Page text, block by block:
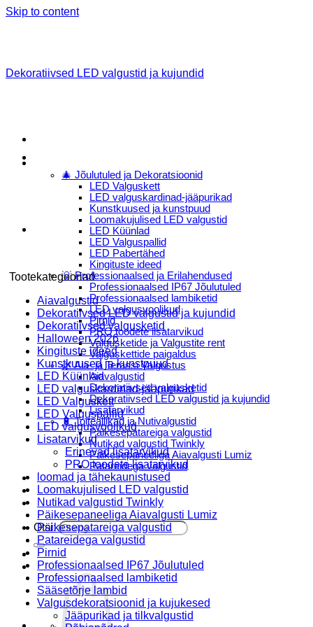
Skip to content
🎄 Jõulutuled ja Dekoratsioonid
LED Valguskett
LED valguskardinad-jääpurikad
Kunstkuused ja kunstpuud
Loomakujulised LED valgustid
LED Küünlad
LED Valguspallid
LED Pabertähed
Kingituste ideed
💡 Professionaalsed ja Erilahendused
Professionaalsed IP67 Jõulutuled
Professionaalsed lambiketid
LED valgusvoolikud
Pirnid
PRO toodete lisatarvikud
Valgusketide ja Valgustite rent
Valguskettide paigaldus
🌿 Aia- ja Terassi Valgustus
Aiavalgustid
Dekoratiivsed valgusketid
Dekoratiivsed LED valgustid ja kujundid
Lisatarvikud
🔋 Toiteallikad ja Nutivalgustid
Päikesepatareiga valgustid
Nutikad valgustid Twinkly
Päikesepaneeliga Aiavalgusti Lumiz
Patareidega valgustid
Päikeselaternad Lumiz
Valguskettide paigaldus
Blogi
Otsi:
Dekoratiivsed LED valgustid ja kujundid
Tootekategooriad
Aiavalgustid
Dekoratiivsed LED valgustid ja kujundid
Dekoratiivsed valgusketid
Halloween 2026
Kingituste ideed
Kunstkuused ja kunstpuud
LED Küünlad
LED valguskardinad-jääpurikad
LED Valguskett
LED Valguspallid
LED valgusvoolikud
Lisatarvikud
Erinevad lisatarvikud
PRO toodete lisatarvikud
loomad ja tähekaunistused
Loomakujulised LED valgustid
Nutikad valgustid Twinkly
Päikesepaneeliga Aiavalgusti Lumiz
Päikesepatareiga valgustid
Patareidega valgustid
Pirnid
Professionaalsed IP67 Jõulutuled
Professionaalsed lambiketid
Sääsetõrje lambid
Valgusdekoratsioonid ja kujukesed
Jääpurikad ja tilkvalgustid